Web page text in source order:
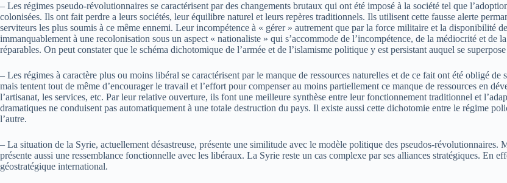
– Les régimes pseudo-révolutionnaires se caractérisent par des changements brutaux qui ont été imposé à la société tel que
colonisées. Ils ont fait perdre a leurs sociétés, leur équilibre naturel et leurs repères traditionnels. Ils utilisent cette fausse alerte
serviteurs les plus soumis à ce même ennemi. Leur incompétence à « gérer » autrement que par la force militaire et la disponibilité
immanquablement à une recolonisation sous un aspect « nationaliste » qui s’accommode de l’incompétence, de la médiocrité et
réparables. On peut constater que le schéma dichotomique de l’armée et de l’islamisme politique y est persistant auquel se
– Les régimes à caractère plus ou moins libéral se caractérisent par le manque de ressources naturelles et de ce fait ont été obligé
mais tentent tout de même d’encourager le travail et l’effort pour compenser au moins partiellement ce manque de ressources en
l’artisanat, les services, etc. Par leur relative ouverture, ils font une meilleure synthèse entre leur fonctionnement traditionnel et
dramatiques ne conduisent pas automatiquement à une totale destruction du pays. Il existe aussi cette dichotomie entre le régime
l’autre.
– La situation de la Syrie, actuellement désastreuse, présente une similitude avec le modèle politique des pseudos-révolutionnaires.
présente aussi une ressemblance fonctionnelle avec les libéraux. La Syrie reste un cas complexe par ses alliances stratégiques. En
géostratégique international.